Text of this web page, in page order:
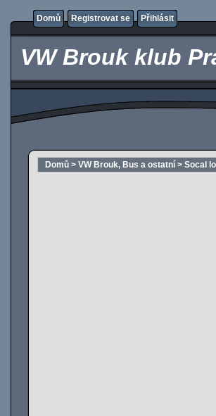
Domů Registrovat se Přihlásit
VW Brouk klub
Domů > VW Brouk, Bus a ostatní > Socal